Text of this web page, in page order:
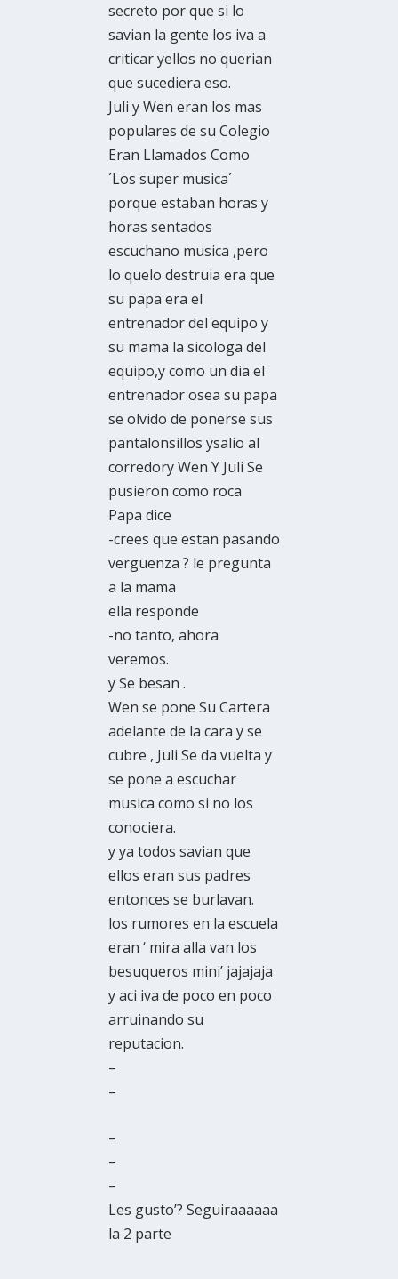
secreto por que si lo
savian la gente los iva a
criticar yellos no querian
que sucediera eso.
Juli y Wen eran los mas
populares de su Colegio
Eran Llamados Como
´Los super musica´
porque estaban horas y
horas sentados
escuchano musica ,pero
lo quelo destruia era que
su papa era el
entrenador del equipo y
su mama la sicologa del
equipo,y como un dia el
entrenador osea su papa
se olvido de ponerse sus
pantalonsillos ysalio al
corredory Wen Y Juli Se
pusieron como roca
Papa dice
-crees que estan pasando
verguenza ? le pregunta
a la mama
ella responde
-no tanto, ahora
veremos.
y Se besan .
Wen se pone Su Cartera
adelante de la cara y se
cubre , Juli Se da vuelta y
se pone a escuchar
musica como si no los
conociera.
y ya todos savian que
ellos eran sus padres
entonces se burlavan.
los rumores en la escuela
eran ‘ mira alla van los
besuqueros mini’ jajajaja
y aci iva de poco en poco
arruinando su
reputacion.
–
–
–
–
–
Les gusto’? Seguiraaaaaa
la 2 parte